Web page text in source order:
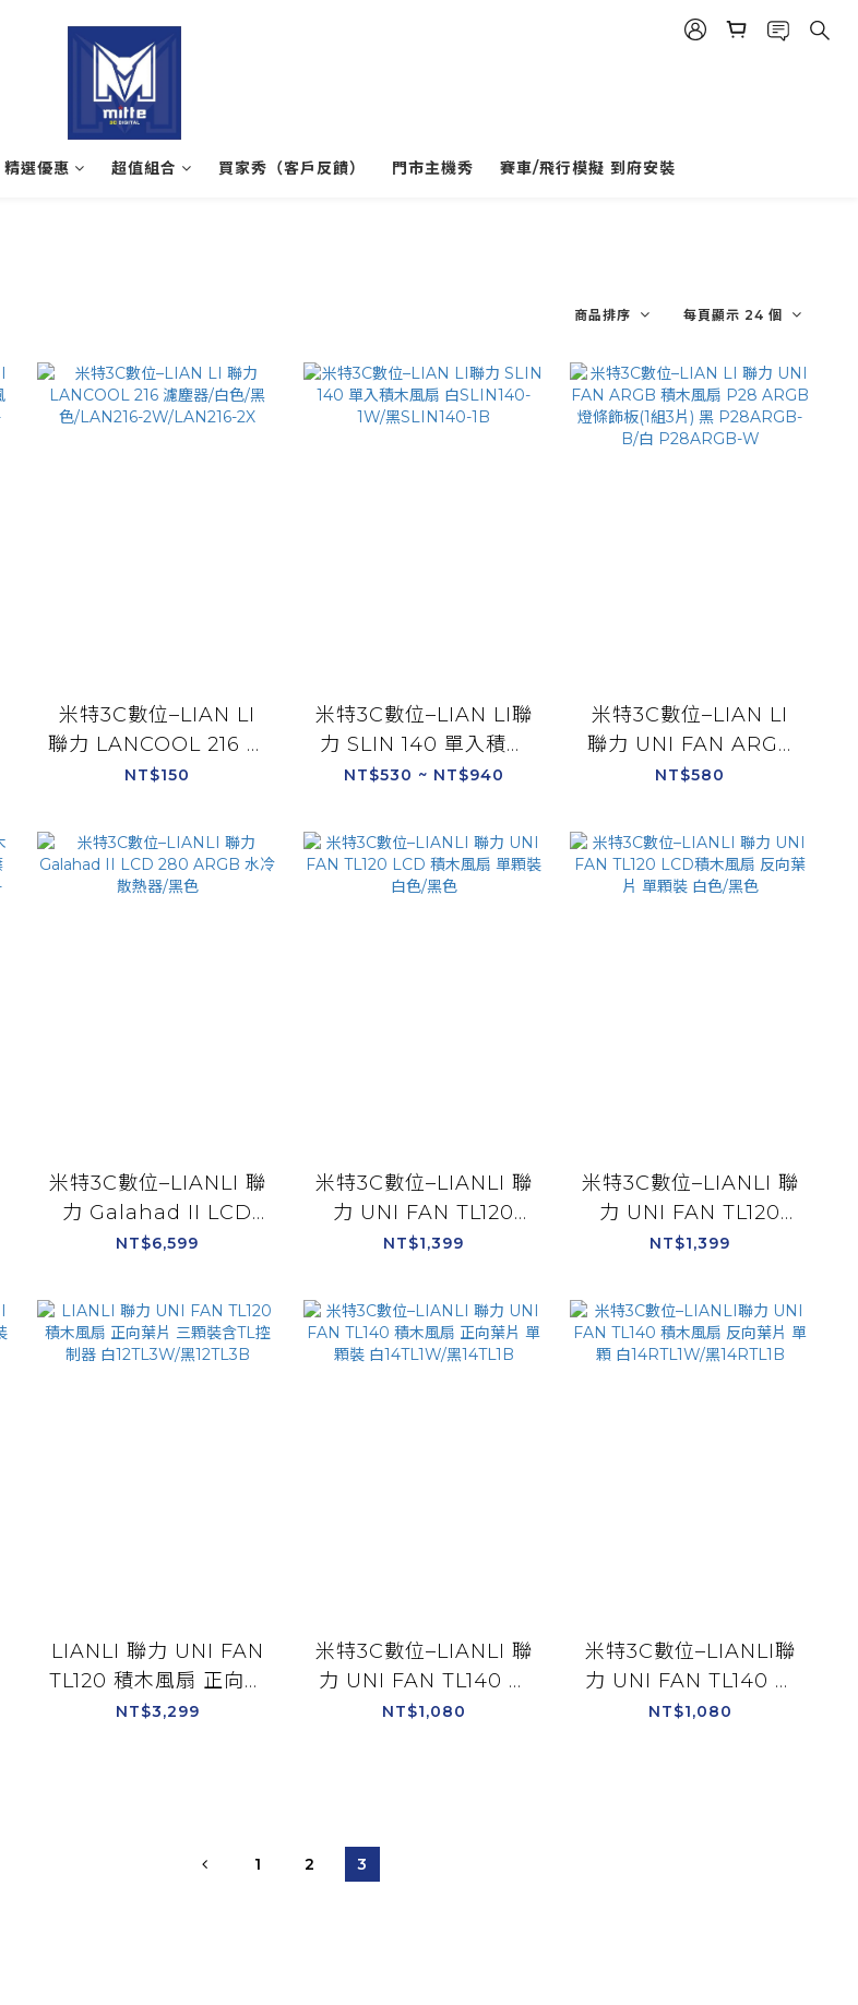
精選優惠 超值組合 買家秀（客戶反饋） 門市主機秀 賽車/飛行模擬 到府安裝
商品排序 每頁顯示 24 個
米特3C數位–LIAN LI
聯力 LANCOOL 216 濾
塵器/白色/黑
2W/LAN216-2X
NT$150
米特3C數位–LIAN LI聯
力 SLIN 140 單入積木
風扇 白SLIN140-1W/黑
NT$530 ~ NT$940
米特3C數位–LIAN LI
聯力 UNI FAN ARGB
積木風扇 P28 ARGB燈
P28ARGB-B/白
P28ARGB-W
NT$580
米特3C數位–LIANLI 聯
力 Galahad II LCD
280 ARGB 水冷散熱
NT$6,599
米特3C數位–LIANLI 聯
力 UNI FAN TL120
LCD 積木風扇 單顆裝
NT$1,399
米特3C數位–LIANLI 聯
力 UNI FAN TL120
LCD積木風扇 反向葉片
NT$1,399
LIANLI 聯力 UNI FAN
TL120 積木風扇 正向葉
片 三顆裝含TL控制器
NT$3,299
米特3C數位–LIANLI 聯
力 UNI FAN TL140 積
木風扇 正向葉片 單顆裝
NT$1,080
米特3C數位–LIANLI聯
力 UNI FAN TL140 積
木風扇 反向葉片 單顆
NT$1,080
1 2 3